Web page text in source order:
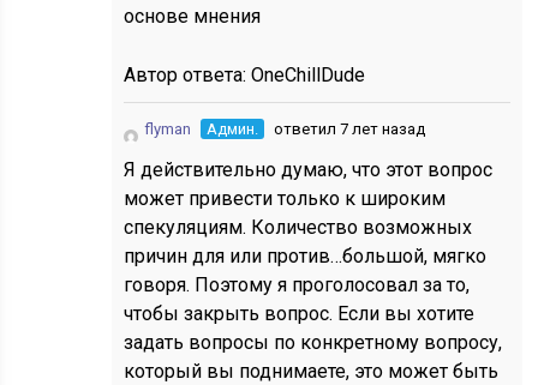
основе мнения
Автор ответа:OneChillDude
flyman Админ. ответил 7 лет назад
Я действительно думаю, что этот вопрос
может привести только к широким
спекуляциям. Количество возможных
причин для или против…большой, мягко
говоря. Поэтому я проголосовал за то,
чтобы закрыть вопрос. Если вы хотите
задать вопросы по конкретному вопросу,
который вы поднимаете, это может быть